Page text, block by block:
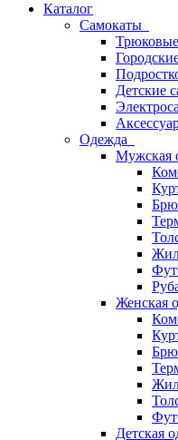
Каталог
Самокаты
Детские
Одежда
Мужская
Женская
Детская